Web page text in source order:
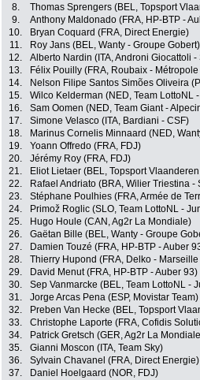
8.
Thomas Sprengers (BEL, Topsport
9.
Anthony Maldonado (FRA, HP-BTP -
10.
Bryan Coquard (FRA, Direct Energie)
11.
Roy Jans (BEL, Wanty - Groupe Gobert)
12.
Alberto Nardin (ITA, Androni Giocattoli -
13.
Félix Pouilly (FRA, Roubaix -
14.
Nelson Filipe Santos Simões Oliveira
15.
Wilco Kelderman (NED, Team LottoNL
16.
Sam Oomen (NED, Team Giant -
17.
Simone Velasco (ITA, Bardiani - CSF)
18.
Marinus Cornelis Minnaard (NED,
19.
Yoann Offredo (FRA, FDJ)
20.
Jérémy Roy (FRA, FDJ)
21.
Eliot Lietaer (BEL, Topsport
22.
Rafael Andriato (BRA, Wilier Triestina -
23.
Stéphane Poulhies (FRA, Armée de
24.
Primož Roglic (SLO, Team LottoNL -
25.
Hugo Houle (CAN, Ag2r La Mondiale)
26.
Gaëtan Bille (BEL, Wanty - Groupe
27.
Damien Touzé (FRA, HP-BTP - Auber
28.
Thierry Hupond (FRA, Delko -
29.
David Menut (FRA, HP-BTP - Auber 93)
30.
Sep Vanmarcke (BEL, Team LottoNL -
31.
Jorge Arcas Pena (ESP, Movistar Team)
32.
Preben Van Hecke (BEL, Topsport
33.
Christophe Laporte (FRA, Cofidis
34.
Patrick Gretsch (GER, Ag2r La
35.
Gianni Moscon (ITA, Team Sky)
36.
Sylvain Chavanel (FRA, Direct Energie)
37.
Daniel Hoelgaard (NOR, FDJ)